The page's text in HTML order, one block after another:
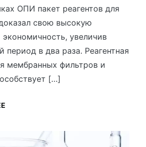
ОПИ пакет реагентов для
свою высокую
увеличив
в два раза. Реагентная
мембранных фильтров и
[…]